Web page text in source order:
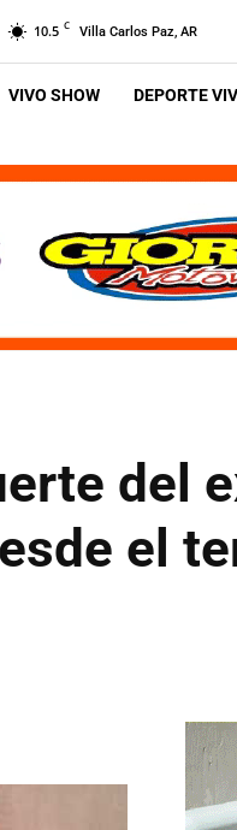
10.5 C Villa Carlos Paz, AR
VIVO SHOW DEPORTE
del
el